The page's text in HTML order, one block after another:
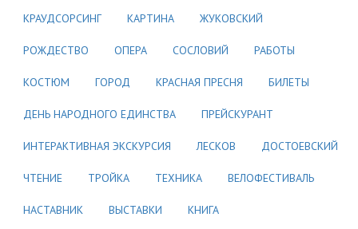
КРАУДСОРСИНГ КАРТИНА ЖУКОВСКИЙ
РОЖДЕСТВО ОПЕРА СОСЛОВИЙ РАБОТЫ
КОСТЮМ ГОРОД КРАСНАЯ ПРЕСНЯ БИЛЕТЫ
ДЕНЬ НАРОДНОГО ЕДИНСТВА ПРЕЙСКУРАНТ
ИНТЕРАКТИВНАЯ ЭКСКУРСИЯ ЛЕСКОВ ДОСТОЕВСКИЙ
ЧТЕНИЕ ТРОЙКА ТЕХНИКА ВЕЛОФЕСТИВАЛЬ
НАСТАВНИК ВЫСТАВКИ КНИГА